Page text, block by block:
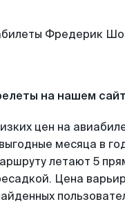
на нашем
цен на
месяца в
летают 5
Цена